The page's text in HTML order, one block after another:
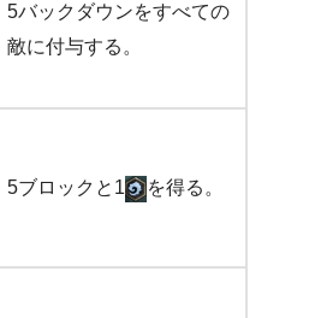
5バックダウンをすべての
敵に付与する。
5ブロックと1 を得る。